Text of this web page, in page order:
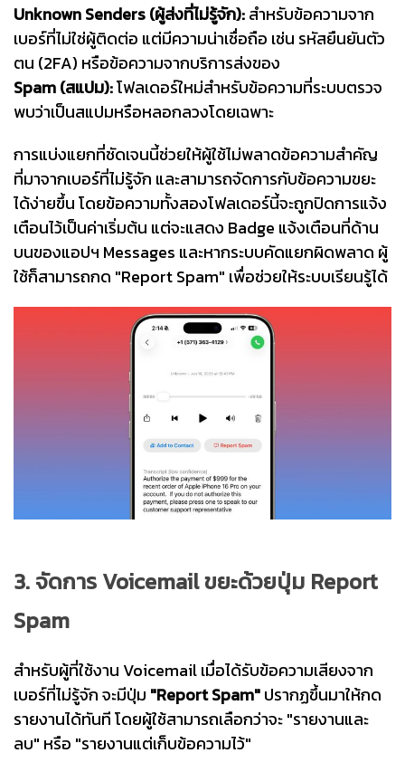
Unknown Senders (ผู้ส่งที่ไม่รู้จัก):สำหรับข้อความจาก
เบอร์ที่ไม่ใช่ผู้ติดต่อ แต่มีความน่าเชื่อถือ เช่น รหัสยืนยันตัว
ตน (2FA) หรือข้อความจากบริการส่งของ
Spam (สแปม):โฟลเดอร์ใหม่สำหรับข้อความที่ระบบตรวจ
พบว่าเป็นสแปมหรือหลอกลวงโดยเฉพาะ
การแบ่งแยกที่ชัดเจนนี้ช่วยให้ผู้ใช้ไม่พลาดข้อความสำคัญ
ที่มาจากเบอร์ที่ไม่รู้จัก และสามารถจัดการกับข้อความขยะ
ได้ง่ายขึ้น โดยข้อความทั้งสองโฟลเดอร์นี้จะถูกปิดการแจ้ง
เตือนไว้เป็นค่าเริ่มต้น แต่จะแสดง Badge แจ้งเตือนที่ด้าน
บนของแอปฯ Messages และหากระบบคัดแยกผิดพลาด ผู้
ใช้ก็สามารถกด "Report Spam" เพื่อช่วยให้ระบบเรียนรู้ได้
3. จัดการ Voicemail ขยะด้วยปุ่ม Report
Spam
สำหรับผู้ที่ใช้งาน Voicemail เมื่อได้รับข้อความเสียงจาก
เบอร์ที่ไม่รู้จัก จะมีปุ่ม "Report Spam"ปรากฏขึ้นมาให้กด
รายงานได้ทันที โดยผู้ใช้สามารถเลือกว่าจะ "รายงานและ
ลบ" หรือ "รายงานแต่เก็บข้อความไว้"